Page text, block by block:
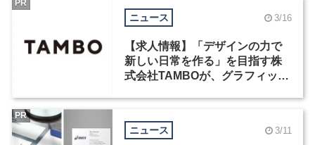
ニュース 3/16
【求人情報】「デザインの力で
新しい日常を作る」を目指す株
式会社TAMBOが、グラフィック
PR
ニュース 3/11
PR